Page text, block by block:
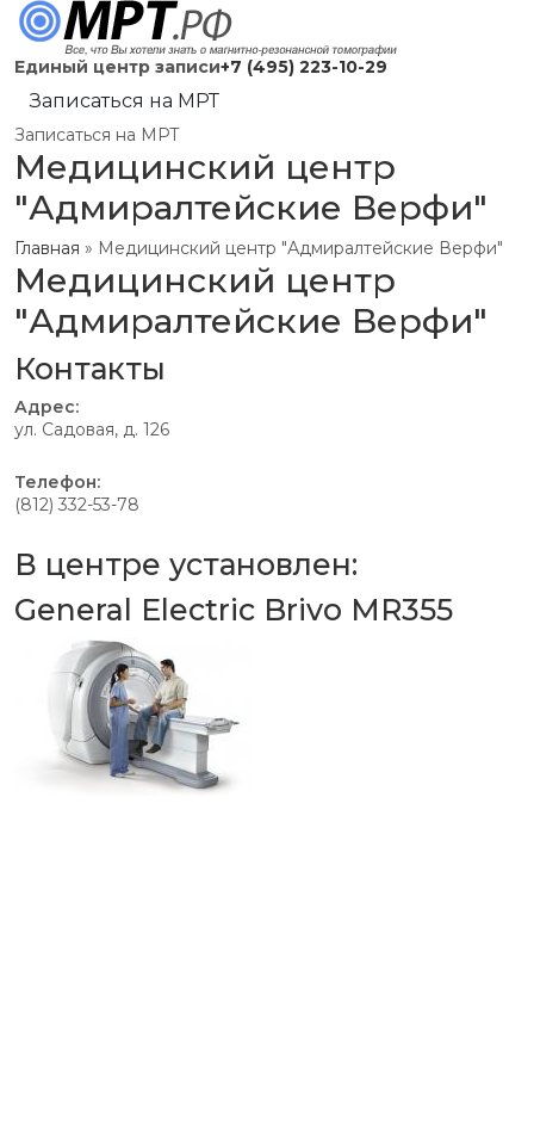
Единый центр записи+7 (495) 223-10-29
Записаться на МРТ
Записаться на МРТ
Медицинский центр
"Адмиралтейские Верфи"
Главная » Медицинский центр "Адмиралтейские Верфи"
Медицинский центр
"Адмиралтейские Верфи"
Контакты
Адрес:
ул. Садовая, д. 126
Телефон:
(812) 332-53-78
В центре установлен:
General Electric Brivo MR355